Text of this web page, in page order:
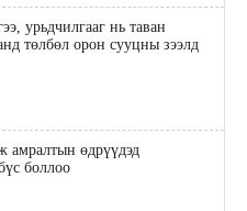
урьдчилгааг нь таван
төлбөл орон сууцны зээлд
амралтын өдрүүдэд
боллоо